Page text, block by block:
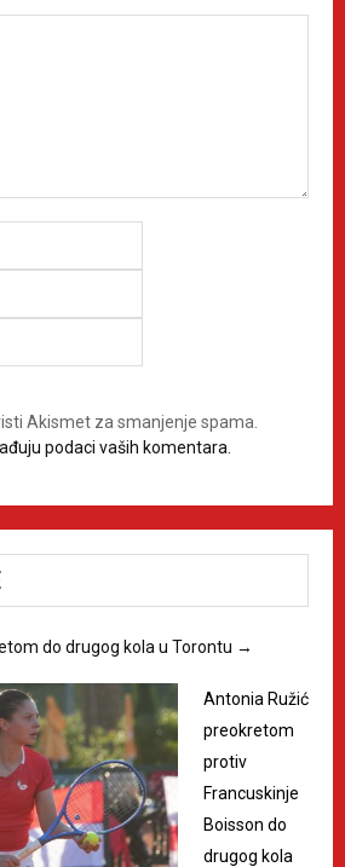
Akismet za smanjenje spama.
podaci vaših komentara.
do drugog kola u Torontu →
Antonia Ružić
preokretom
protiv
Francuskinje
Boisson do
drugog kola